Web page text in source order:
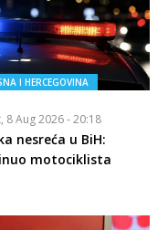
I HERCEGOVINA
8 Aug 2026 - 20:18
nesreća u BiH:
motociklista